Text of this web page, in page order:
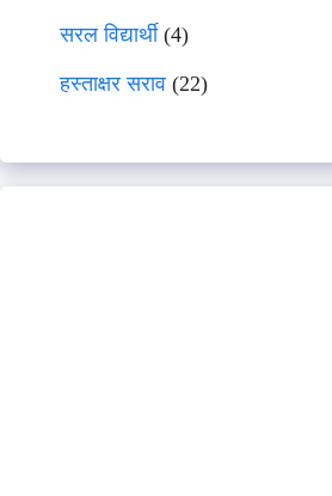
सरल विद्यार्थी(4)
हस्ताक्षर सराव (22)